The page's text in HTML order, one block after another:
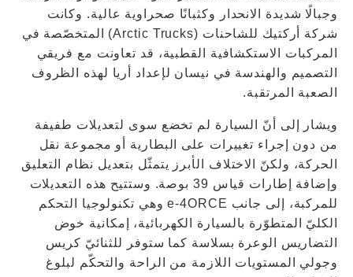
وجبالًا شديدة الانحدار وكثبانًا صحراوية عالية. وكانت
شركة أركتيك للشاحنات (Arctic Trucks) المتخصّصة في
المركبات الاستكشافية القطبية، قد تعاونت مع فريقي
التصميم والهندسة في نيسان لإعداد أريا لهذه الظروف
الصعبة المرتقبة.
ويشار إلى أنّ السيارة لم تخضع سوى لتعديلات طفيفة
من دون إجراء تغييرات على البطارية أو مجموعة نقل
الحركة، ولكنّ الاختلاف الأبرز يتمثّل بتعديل نظام التعليق
وإضافة إطارات قياس 39 بوصة. وستتيح هذه التعديلات
للمركبة، إلى جانب e-4ORCE وهي تكنولوجيا التحكم
الكليّ المتطوّرة بالسيارة الكهربائية، إمكانية خوض
التضاريس الوعرة بسلاسة كما ستوفر للثنائيّ كريس
وجولي المستويات اللازمة من الراحة والتحكّم لبلوغ